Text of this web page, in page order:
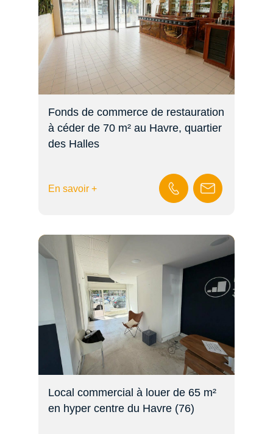
Fonds de commerce de restauration
à céder de 70 m² au Havre, quartier
des Halles
En savoir +
Local commercial à louer de 65 m²
en hyper centre du Havre (76)